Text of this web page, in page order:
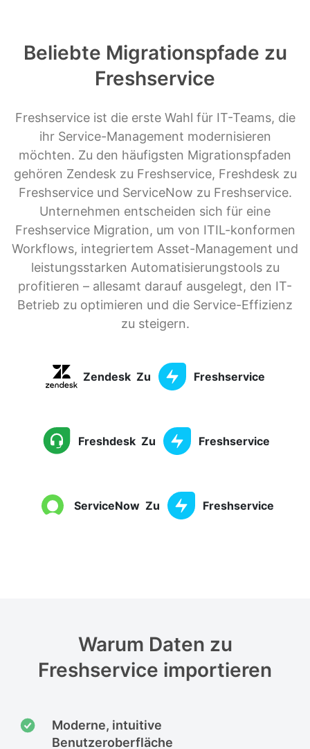
Beliebte Migrationspfade zu
Freshservice
Freshservice ist die erste Wahl für IT-Teams, die
ihr Service-Management modernisieren
möchten. Zu den häufigsten Migrationspfaden
gehören Zendesk zu Freshservice, Freshdesk zu
Freshservice und ServiceNow zu Freshservice.
Unternehmen entscheiden sich für eine
Freshservice Migration, um von ITIL-konformen
Workflows, integriertem Asset-Management und
leistungsstarken Automatisierungstools zu
profitieren – allesamt darauf ausgelegt, den IT-
Betrieb zu optimieren und die Service-Effizienz
zu steigern.
Zendesk Zu Freshservice
Freshdesk Zu Freshservice
ServiceNow Zu Freshservice
Warum Daten zu
Freshservice importieren
Moderne, intuitive
Benutzeroberfläche